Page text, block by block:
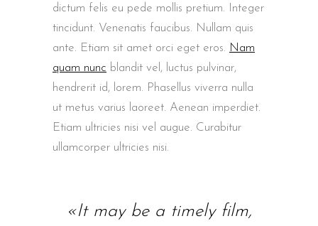
dictum felis eu pede mollis pretium. Integer
tincidunt. Venenatis faucibus. Nullam quis
ante. Etiam sit amet orci eget eros. Nam
quam nunc blandit vel, luctus pulvinar,
hendrerit id, lorem. Phasellus viverra nulla
ut metus varius laoreet. Aenean imperdiet.
Etiam ultricies nisi vel augue. Curabitur
ullamcorper ultricies nisi.
«It may be a timely film,